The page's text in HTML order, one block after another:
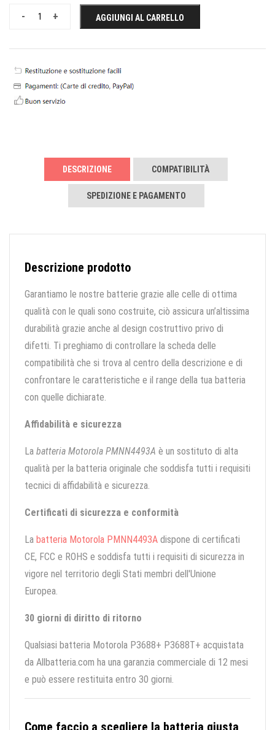
+
- AGGIUNGI AL CARRELLO
DESCRIZIONE COMPATIBILITÀ
SPEDIZIONE E PAGAMENTO
Descrizione prodotto
Garantiamo le nostre batterie grazie alle celle di ottima
qualità con le quali sono costruite, ciò assicura un’altissima
durabilità grazie anche al design costruttivo privo di
difetti. Ti preghiamo di controllare la scheda delle
compatibilità che si trova al centro della descrizione e di
confrontare le caratteristiche e il range della tua batteria
con quelle dichiarate.
Affidabilità e sicurezza
La batteria Motorola PMNN4493A è un sostituto di alta
qualità per la batteria originale che soddisfa tutti i requisiti
tecnici di affidabilità e sicurezza.
Certificati di sicurezza e conformità
La batteria Motorola PMNN4493A dispone di certificati
CE, FCC e ROHS e soddisfa tutti i requisiti di sicurezza in
vigore nel territorio degli Stati membri dell'Unione
Europea.
30 giorni di diritto di ritorno
Qualsiasi batteria Motorola P3688+ P3688T+ acquistata
da Allbatteria.com ha una garanzia commerciale di 12 mesi
e può essere restituita entro 30 giorni.